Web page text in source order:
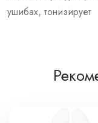
ушибах, тонизирует